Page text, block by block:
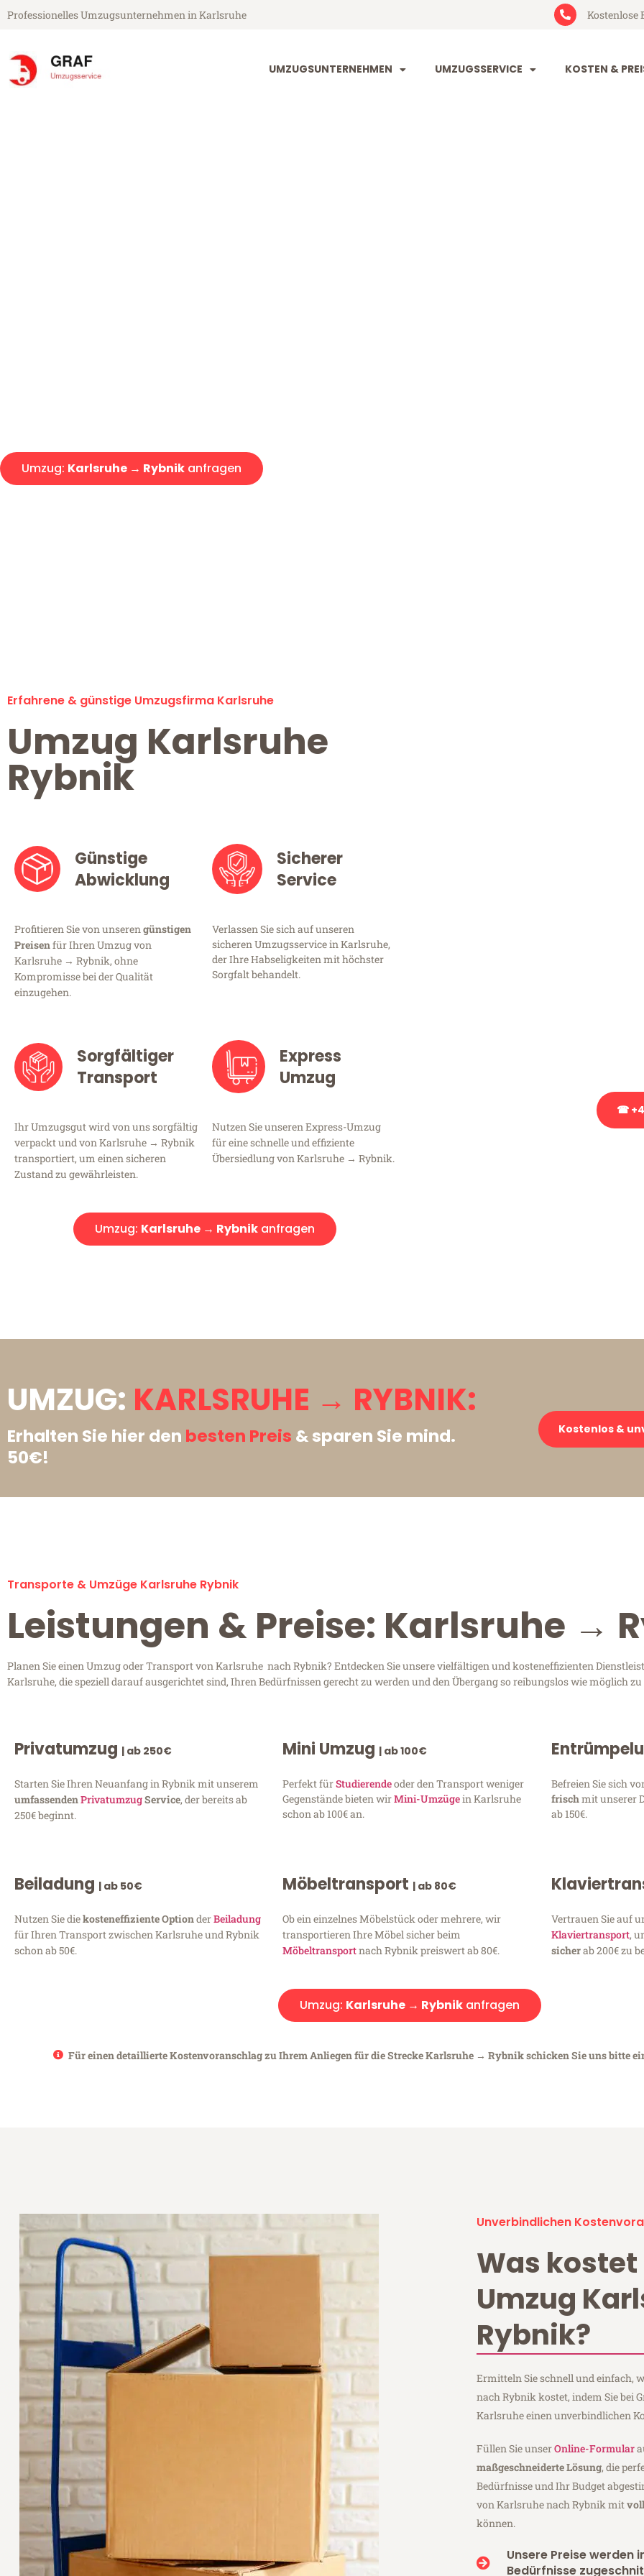
Professionelles Umzugsunternehmen in Karlsruhe Kostenlose
UMZUGSUNTERNEHMEN UMZUGSSERVICE KOSTEN &
Umzug: Karlsruhe → Rybnik anfragen
Erfahrene & günstige Umzugsfirma Karlsruhe
Umzug Karlsruhe
Rybnik
Günstige
Abwicklung
Profitieren Sie von unserengünstigen
Preisenfür Ihren Umzug von
Karlsruhe → Rybnik, ohne
Kompromisse bei der Qualität
einzugehen.
Sicherer
Service
Verlassen Sie sich auf unseren
sicheren Umzugsservice in Karlsruhe,
der Ihre Habseligkeiten mit höchster
Sorgfalt behandelt.
Sorgfältiger
Transport
Ihr Umzugsgut wird von uns sorgfältig
verpackt und von Karlsruhe → Rybnik
transportiert, um einen sicheren
Zustand zu gewährleisten.
Express
Umzug
Nutzen Sie unseren Express-Umzug
für eine schnelle und effiziente
Übersiedlung von Karlsruhe → Rybnik.
Umzug: Karlsruhe → Rybnik anfragen
☎
UMZUG: KARLSRUHE → RYBNIK:
Erhalten Sie hier den besten Preis & sparen Sie mind.
50€!
Kostenlos &
Transporte & Umzüge Karlsruhe Rybnik
Leistungen & Preise: Karlsruhe →
Planen Sie einen Umzug oder Transport von Karlsruhe nach Rybnik? Entdecken Sie unsere vielfältigen und kosteneffizienten
Karlsruhe, die speziell darauf ausgerichtet sind, Ihren Bedürfnissen gerecht zu werden und den Übergang so reibungslos wie möglich
Privatumzug | ab 250€
Starten Sie Ihren Neuanfang in Rybnik mit unserem
umfassendenPrivatumzugService, der bereits ab
250€ beginnt.
Mini Umzug | ab 100€
Perfekt fürStudierendeoder den Transport weniger
Gegenstände bieten wirMini-Umzügein Karlsruhe
schon ab 100€ an.
Befreien Sie sich
frischmit unserer
ab 150€.
Beiladung | ab 50€
Nutzen Sie diekosteneffiziente OptionderBeiladung
für Ihren Transport zwischen Karlsruhe und Rybnik
schon ab 50€.
Möbeltransport | ab 80€
Ob ein einzelnes Möbelstück oder mehrere, wir
transportieren Ihre Möbel sicher beim
Möbeltransportnach Rybnik preiswert ab 80€.
Vertrauen Sie auf
Klaviertransport,
sicherab 200€ zu
Umzug: Karlsruhe → Rybnik anfragen
Für einen detaillierte Kostenvoranschlag zu Ihrem Anliegen für die Strecke Karlsruhe → Rybnik schicken Sie uns bitte
Unverbindlichen
Was kostet
Umzug
Rybnik?
Ermitteln Sie schnell und einfach,
nach Rybnik kostet, indem Sie bei
Karlsruhe einen unverbindlichen
Füllen Sie unserOnline-Formular
maßgeschneiderte Lösung, die
Bedürfnisse und Ihr Budget
von Karlsruhe nach Rybnik mit
können.
Unsere Preise werden
Bedürfnisse